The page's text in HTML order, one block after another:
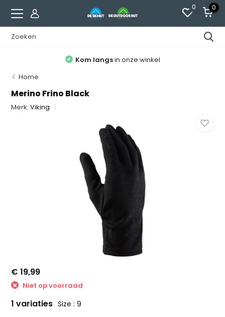
0 0
Kom langsin onze winkel
Home
Merino Frino Black
Merk:Viking
€ 19,99
Niet op voorraad
1 variaties Size : 9